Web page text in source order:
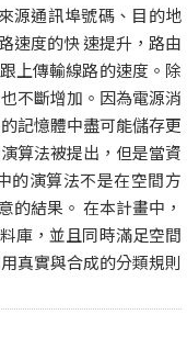
源通訊埠號碼、目的地
速度的快 速提升，路由
上傳輸線路的速度。除
不斷增加。因為電源消
記憶體中盡可能儲存更
算法被提出，但是當資
的演算法不是在空間方
的結果。 在本計畫中，
庫，並且同時滿足空間
真實與合成的分類規則